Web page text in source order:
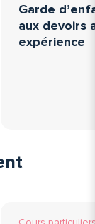
Garde
aux devoirs
expérience